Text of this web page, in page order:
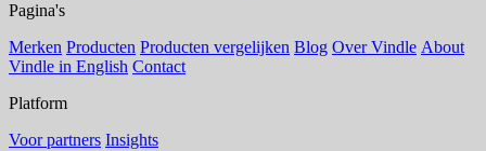
Pagina's
Merken Producten Producten vergelijken Blog Over Vindle About
Vindle in English Contact
Platform
Voor partners Insights